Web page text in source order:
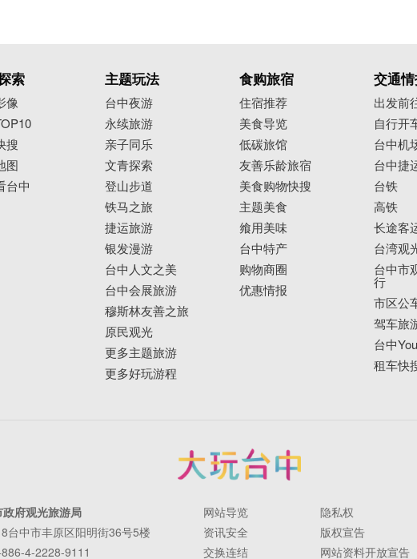
索
像
搜
图
台中
主题玩法
台中夜游
永续旅游
亲子同乐
文青探索
登山步道
铁马之旅
捷运旅游
银发漫游
台中人文之美
台中会展旅游
穆斯林友善之旅
原民观光
更多主题旅游
更多好玩游程
食购旅宿
住宿推荐
美食导览
低碳旅馆
友善乐龄旅宿
美食购物快搜
主题美食
飨用美味
台中特产
购物商圈
优惠情报
交通
出发前
自行开
台中机
台中捷
台铁
高铁
长途客
台湾观
台中市
行
市区公
驾车旅
台中
租车快
政府观光旅游局
台中市丰原区阳明街36号5楼
4-2228-9111
网站导览
隐私权
资讯安全
版权宣告
交换连结
网站资料开放宣告